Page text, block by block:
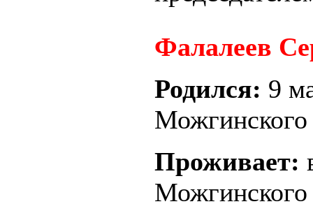
Фалалеев
Родился: 9
Проживает:
Можгинского